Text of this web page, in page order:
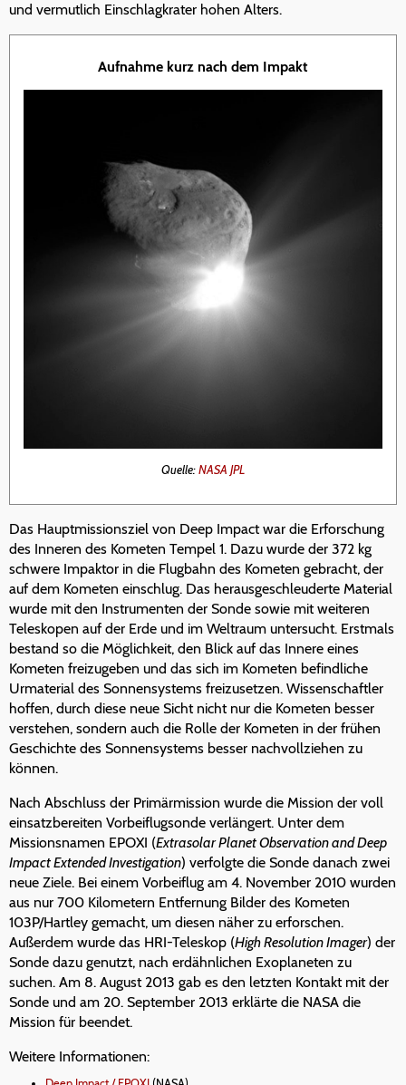
und vermutlich Einschlagkrater hohen Alters.
Aufnahme kurz nach dem Impakt
Quelle:NASA JPL
Das Hauptmissionsziel von Deep Impact war die Erforschung
des Inneren des Kometen Tempel 1. Dazu wurde der 372 kg
schwere Impaktor in die Flugbahn des Kometen gebracht, der
auf dem Kometen einschlug. Das herausgeschleuderte Material
wurde mit den Instrumenten der Sonde sowie mit weiteren
Teleskopen auf der Erde und im Weltraum untersucht. Erstmals
bestand so die Möglichkeit, den Blick auf das Innere eines
Kometen freizugeben und das sich im Kometen befindliche
Urmaterial des Sonnensystems freizusetzen. Wissenschaftler
hoffen, durch diese neue Sicht nicht nur die Kometen besser
verstehen, sondern auch die Rolle der Kometen in der frühen
Geschichte des Sonnensystems besser nachvollziehen zu
können.
Nach Abschluss der Primärmission wurde die Mission der voll
einsatzbereiten Vorbeiflugsonde verlängert. Unter dem
Missionsnamen EPOXI (Extrasolar Planet Observation and Deep
Impact Extended Investigation) verfolgte die Sonde danach zwei
neue Ziele. Bei einem Vorbeiflug am 4. November 2010 wurden
aus nur 700 Kilometern Entfernung Bilder des Kometen
103P/Hartley gemacht, um diesen näher zu erforschen.
Außerdem wurde das HRI-Teleskop (High Resolution Imager) der
Sonde dazu genutzt, nach erdähnlichen Exoplaneten zu
suchen. Am 8. August 2013 gab es den letzten Kontakt mit der
Sonde und am 20. September 2013 erklärte die NASA die
Mission für beendet.
Weitere Informationen: